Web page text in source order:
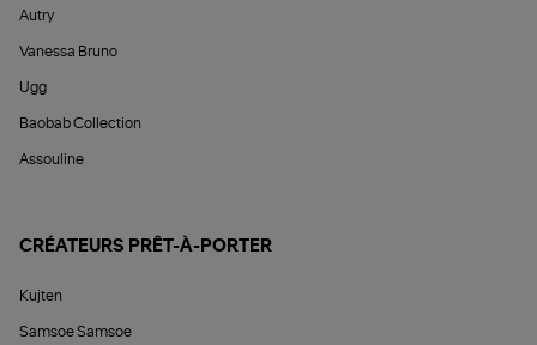
Autry
Vanessa Bruno
Ugg
Baobab Collection
Assouline
CRÉATEURS PRÊT-À-PORTER
Kujten
Samsoe Samsoe